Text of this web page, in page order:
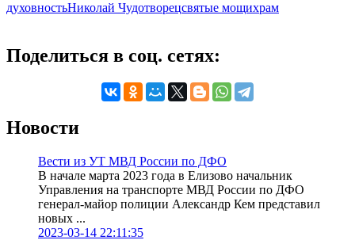
духовностьНиколай Чудотворецсвятые мощихрам
Поделиться в соц. сетях:
Новости
Вести из УТ МВД России по ДФО
В начале марта 2023 года в Елизово начальник
Управления на транспорте МВД России по ДФО
генерал-майор полиции Александр Кем представил
новых ...
2023-03-14 22:11:35